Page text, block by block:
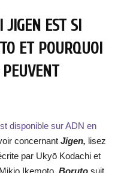
JIGEN EST SI
ET POURQUOI
disponible sur ADN en
concernant Jigen, lisez
par Ukyō Kodachi et
Ikemoto, Boruto suit